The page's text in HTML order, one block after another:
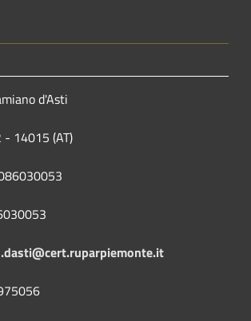
d'Asti
- 14015 (AT)